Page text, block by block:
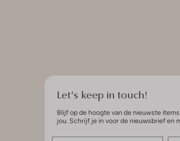
Let's keep in touch!
Blijf op de hoogte van de nieuwste
jou. Schrijf je in voor de nieuwsbrief en